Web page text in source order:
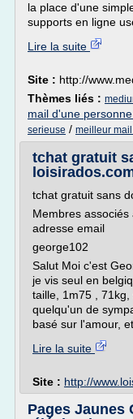
la place d'une
supports en ligne
Lire la suite
Site : http://
Thèmes liés :
mail d'une
serieuse / meilleur
tchat gratuit
tchat gratuit sans
Membres
adresse email
george102
Salut Moi c'est
je vis seul en
taille, 1m75 ,
quelqu'un de
basé sur l'amour,
Lire la suite
Site : http://
Pages Jaunes